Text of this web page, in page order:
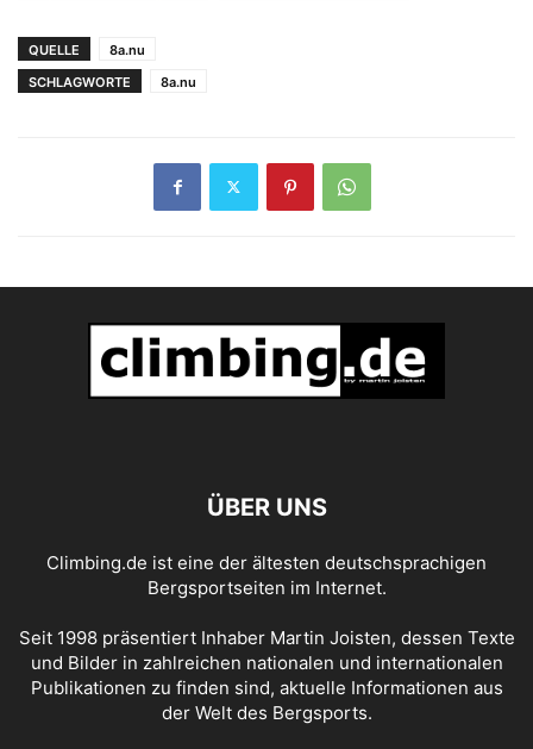
erfolgreich
QUELLE
8a.nu
SCHLAGWORTE
8a.nu
ÜBER UNS
Climbing.de ist eine der ältesten deutschsprachigen
Bergsportseiten im Internet.
Seit 1998 präsentiert Inhaber Martin Joisten, dessen Texte
und Bilder in zahlreichen nationalen und internationalen
Publikationen zu finden sind, aktuelle Informationen aus
der Welt des Bergsports.